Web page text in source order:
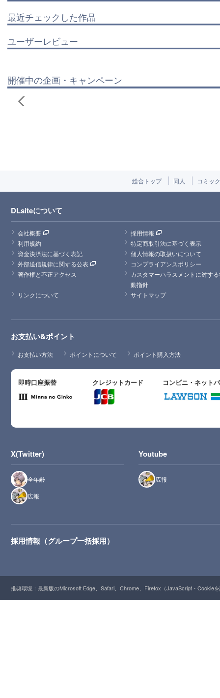
最近チェックした作品
ユーザーレビュー
開催中の企画・キャンペーン
総合トップ 同人 コミッ
DLsiteについて
会社概要
採用情報
利用規約
特定商取引法に基づく表示
資金決済法に基づく表記
個人情報の取扱いについて
外部送信規律に関する公表
コンプライアンスポリシー
著作権と不正アクセス
カスタマーハラスメントに対す
動指針
リンクについて
サイトマップ
お支払い&ポイント
お支払い方法 ポイントについて ポイント購入方法
即時口座振替 クレジットカード コンビニ・ネット
X(Twitter)
全年齢
広報
Youtube
広報
採用情報（グループ一括採用）
推奨環境：最新版のMicrosoft Edge、Safari、Chrome、Firefox（JavaScript・Cookie